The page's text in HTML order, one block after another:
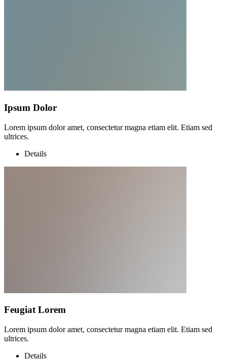
Ipsum Dolor
Lorem ipsum dolor amet, consectetur magna etiam elit. Etiam sed
ultrices.
Details
Feugiat Lorem
Lorem ipsum dolor amet, consectetur magna etiam elit. Etiam sed
ultrices.
Details